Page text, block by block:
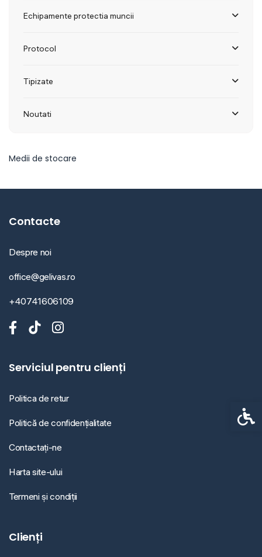
Echipamente protectia muncii
Protocol
Tipizate
Noutati
Medii de stocare
Contacte
Despre noi
office@gelivas.ro
+40741606109
Serviciul pentru clienți
Politica de retur
Politică de confidențialitate
Contactați-ne
Harta site-ului
Termeni și condiții
Clienți